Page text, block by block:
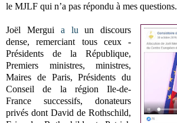
le MJLF qui n’a pas répondu à mes questions.
Joël Mergui a lu un discours
dense, remerciant tous ceux -
Présidents de la République,
Premiers ministres, ministres,
Maires de Paris, Présidents du
Conseil de la région Ile-de-
France successifs, donateurs
privés dont David de Rothschild,